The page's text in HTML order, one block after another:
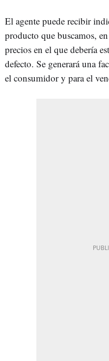
El agente puede recibir
producto que buscamos,
precios en el que debería
defecto. Se generará una
el consumidor y para el